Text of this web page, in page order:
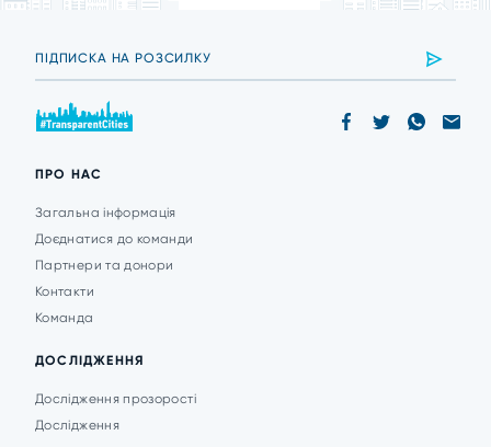
ПРО НАС
Загальна інформація
Доєднатися до команди
Партнери та донори
Контакти
Команда
ДОСЛІДЖЕННЯ
Дослідження прозорості
Дослідження